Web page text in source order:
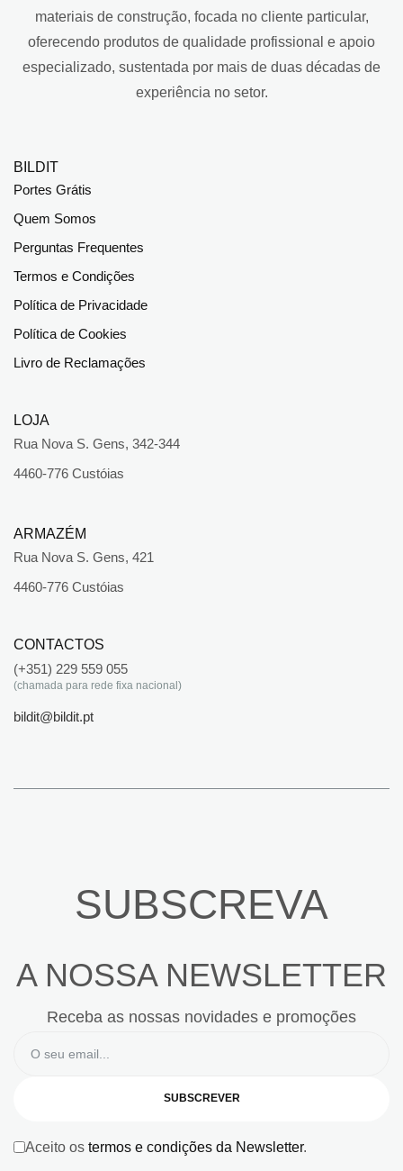
materiais de construção, focada no cliente particular,
oferecendo produtos de qualidade profissional e apoio
especializado, sustentada por mais de duas décadas de
experiência no setor.
BILDIT
Portes Grátis
Quem Somos
Perguntas Frequentes
Termos e Condições
Política de Privacidade
Política de Cookies
Livro de Reclamações
LOJA
Rua Nova S. Gens, 342-344
4460-776 Custóias
ARMAZÉM
Rua Nova S. Gens, 421
4460-776 Custóias
CONTACTOS
(+351) 229 559 055
(chamada para rede fixa nacional)
bildit@bildit.pt
SUBSCREVA
A NOSSA NEWSLETTER
Receba as nossas novidades e promoções
SUBSCREVER
Aceito os termos e condições da Newsletter.